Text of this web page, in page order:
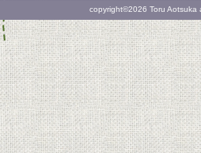
copyright©2026 Toru Aotsuka